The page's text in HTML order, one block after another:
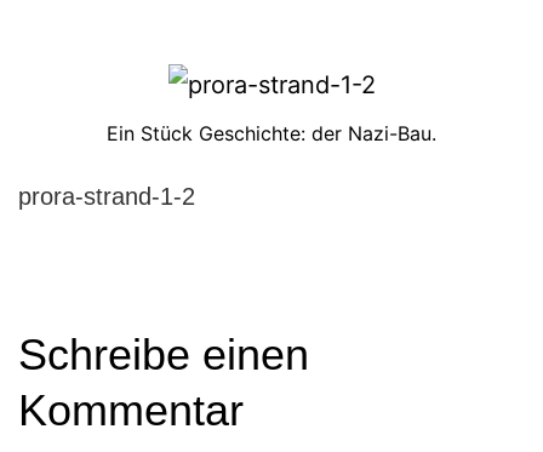
Ein Stück Geschichte: der Nazi-Bau.
prora-strand-1-2
Schreibe einen
Kommentar